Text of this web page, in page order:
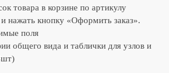
товара в корзине по артикулу
нажать кнопку «Оформить заказ».
поля
общего вида и таблички для узлов и